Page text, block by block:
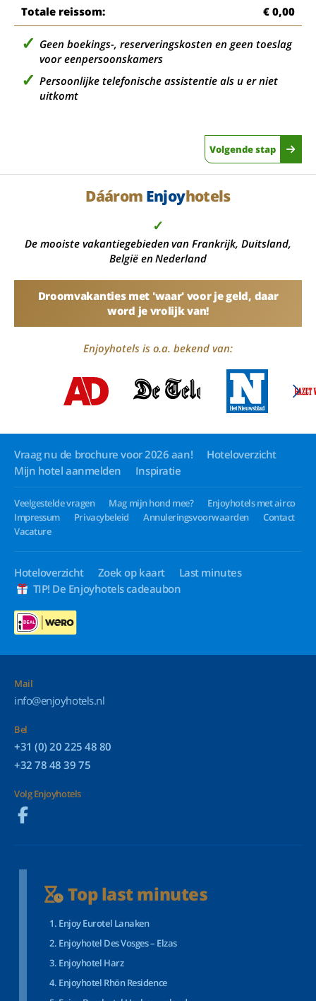
Totale reissom: € 0,00
Geen boekings-, reserveringskosten en geen toeslag
voor eenpersoonskamers
Persoonlijke telefonische assistentie als u er niet
uitkomt
Volgende stap
Dáárom Enjoyhotels
✓
De mooiste vakantiegebieden van Frankrijk, Duitsland,
België en Nederland
Droomvakanties met 'waar' voor je geld, daar
word je vrolijk van!
Enjoyhotels is o.a. bekend van:
Vraag nu de brochure voor 2026 aan!
Hoteloverzicht
Mijn hotel aanmelden
Inspiratie
Veelgestelde vragen Mag mijn hond mee?
Enjoyhotels met airco
Impressum
Privacybeleid Annuleringsvoorwaarden
Contact
Vacature
Hoteloverzicht Zoek op kaart
Last minutes
TIP! De Enjoyhotels cadeaubon
Mail
info@enjoyhotels.nl
Bel
+31 (0) 20 225 48 80
+32 78 48 39 75
Volg Enjoyhotels
Top last minutes
Enjoy Eurotel Lanaken
Enjoyhotel Des Vosges – Elzas
Enjoyhotel Harz
Enjoyhotel Rhön Residence